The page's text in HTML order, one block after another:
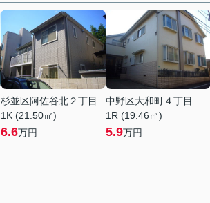
杉並区阿佐谷北２丁目
1K (21.50㎡)
6.6万円
中野区大和町４丁目
1R (19.46㎡)
5.9万円